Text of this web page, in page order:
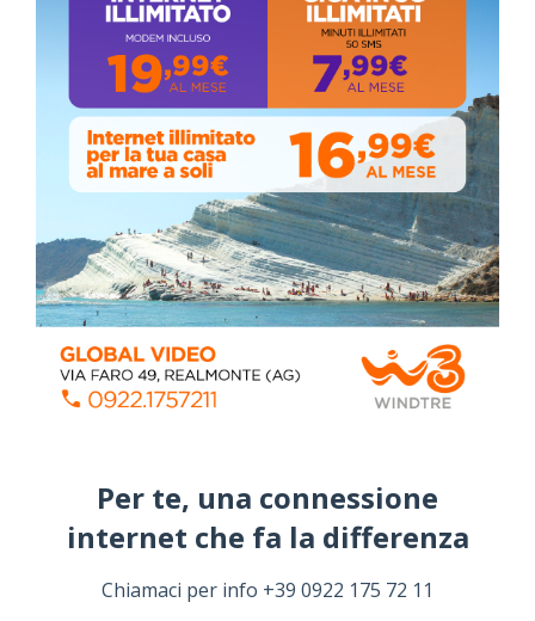
Per te, una connessione
internet che fa la differenza​
Chiamaci per info +39 0922 175 72 11
ISCRIVITI AL CANALE YOUTUBE
ALMANACCO DEL GIORNO